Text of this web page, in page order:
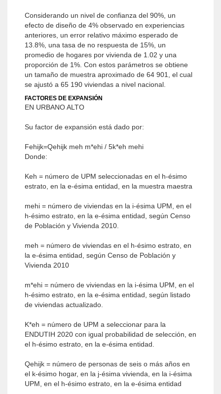
Considerando un nivel de confianza del 90%, un
efecto de diseño de 4% observado en experiencias
anteriores, un error relativo máximo esperado de
13.8%, una tasa de no respuesta de 15%, un
promedio de hogares por vivienda de 1.02 y una
proporción de 1%. Con estos parámetros se obtiene
un tamaño de muestra aproximado de 64 901, el cual
se ajustó a 65 190 viviendas a nivel nacional.
FACTORES DE EXPANSIÓN
EN URBANO ALTO
Su factor de expansión está dado por:
Fehijk=Qehijk meh m*ehi / 5k*eh mehi
Donde:
Keh = número de UPM seleccionadas en el h-ésimo
estrato, en la e-ésima entidad, en la muestra maestra
mehi = número de viviendas en la i-ésima UPM, en el
h-ésimo estrato, en la e-ésima entidad, según Censo
de Población y Vivienda 2010.
meh = número de viviendas en el h-ésimo estrato, en
la e-ésima entidad, según Censo de Población y
Vivienda 2010
m*ehi = número de viviendas en la i-ésima UPM, en el
h-ésimo estrato, en la e-ésima entidad, según listado
de viviendas actualizado.
K*eh = número de UPM a seleccionar para la
ENDUTIH 2020 con igual probabilidad de selección, en
el h-ésimo estrato, en la e-ésima entidad.
Qehijk = número de personas de seis o más años en
el k-ésimo hogar, en la j-ésima vivienda, en la i-ésima
UPM, en el h-ésimo estrato, en la e-ésima entidad